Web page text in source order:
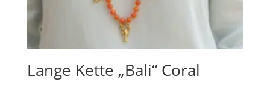
Lange Kette „Bali“ Coral